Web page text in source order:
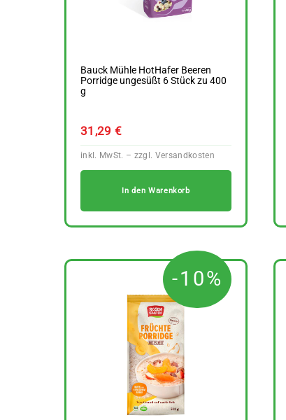
Bauck Mühle HotHafer Beeren
Porridge ungesüßt 6 Stück zu 400
g
31,29€
In den Warenkorb
-10%